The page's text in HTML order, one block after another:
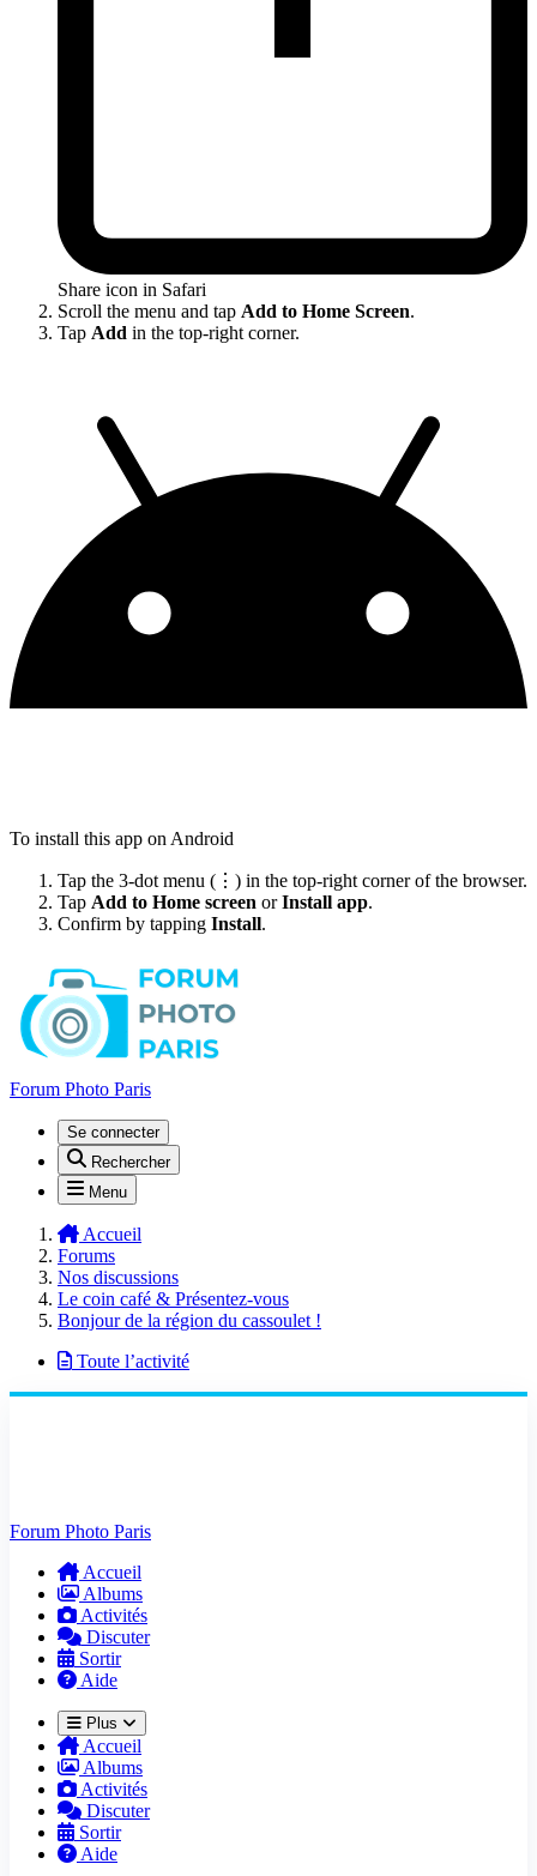
Share icon in Safari
Scroll the menu and tap Add to Home Screen.
Tap Add in the top-right corner.
To install this app on Android
Tap the 3-dot menu (⋮) in the top-right corner of the browser.
Tap Add to Home screen orInstall app.
Confirm by tapping Install.
Forum Photo Paris
Se connecter
Rechercher
Menu
Accueil
Forums
Nos discussions
Le coin café & Présentez-vous
Bonjour de la région du cassoulet !
Toute l’activité
Forum Photo Paris
Accueil
Albums
Activités
Discuter
Sortir
Aide
Plus
Accueil
Albums
Activités
Discuter
Sortir
Aide